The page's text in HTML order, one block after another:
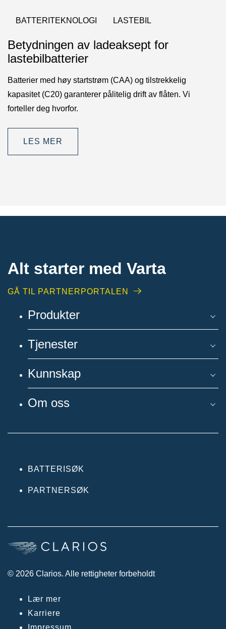
BATTERITEKNOLOGI LASTEBIL
Betydningen av ladeaksept for
lastebilbatterier
Batterier med høy startstrøm (CAA) og tilstrekkelig
kapasitet (C20) garanterer pålitelig drift av flåten. Vi
forteller deg hvorfor.
LES MER
Alt starter med Varta
GÅ TIL PARTNERPORTALEN
Produkter
Tjenester
Kunnskap
Om oss
BATTERISØK
PARTNERSØK
© 2026 Clarios. Alle rettigheter forbeholdt
Lær mer
Karriere